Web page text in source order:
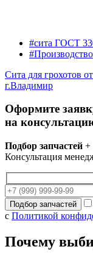
#сита ГОСТ
#Производство
Сита для грохотов
г.Владимир
Оформите
на
Подбор запчастей +
Консультация
с Политикой
Почему